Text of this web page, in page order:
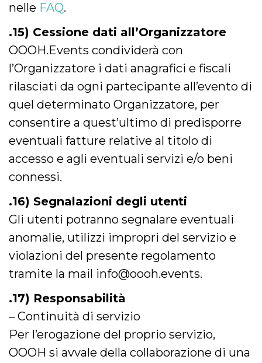
nelle FAQ.
.15) Cessione dati all’Organizzatore
OOOH.Events condividerà con
l’Organizzatore i dati anagrafici e fiscali
rilasciati da ogni partecipante all’evento di
quel determinato Organizzatore, per
consentire a quest’ultimo di predisporre
eventuali fatture relative al titolo di
accesso e agli eventuali servizi e/o beni
connessi.
.16) Segnalazioni degli utenti
Gli utenti potranno segnalare eventuali
anomalie, utilizzi impropri del servizio e
violazioni del presente regolamento
tramite la mail info@oooh.events.
.17) Responsabilità
– Continuità di servizio
Per l’erogazione del proprio servizio,
OOOH si avvale della collaborazione di una